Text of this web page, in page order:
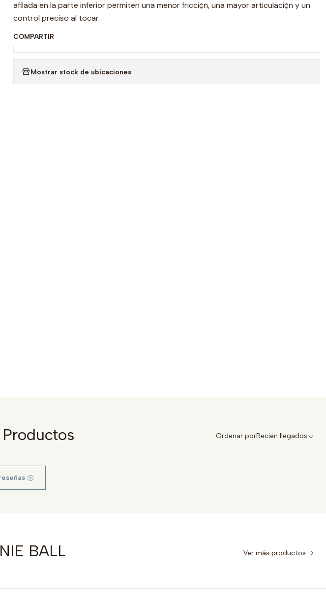
afilada en la parte inferior permiten una menor fricci¢n, una mayor articulaci¢n y un
control preciso al tocar.
COMPARTIR
|
Mostrar stock de ubicaciones
Ordenar porRecién llegados
BALL Ver más productos